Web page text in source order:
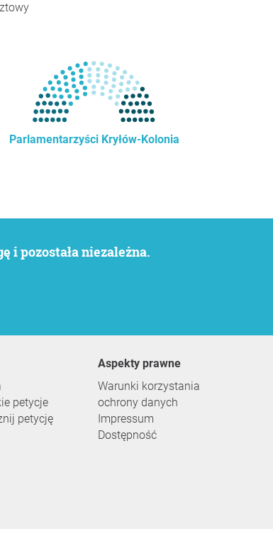
Parlamentarzyści Kryłów-Kolonia
i pozostała niezależna.
petycje
petycję
Aspekty prawne
Warunki korzystania
ochrony danych
Impressum
Dostępność